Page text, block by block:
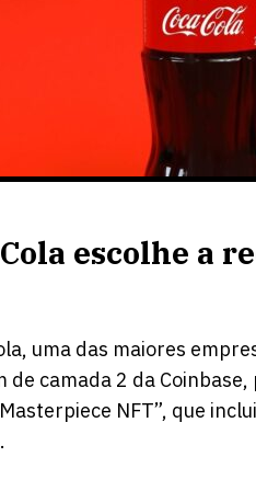
escolhe a
uma das maiores
de camada 2 da
NFT”, que